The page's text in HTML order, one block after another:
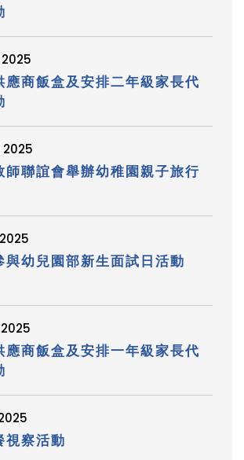
應商飯盒及安排二年級家長代
師聯誼會舉辦幼稚園親子旅行
與幼兒園部新生面試日活動
應商飯盒及安排一年級家長代
視察活動